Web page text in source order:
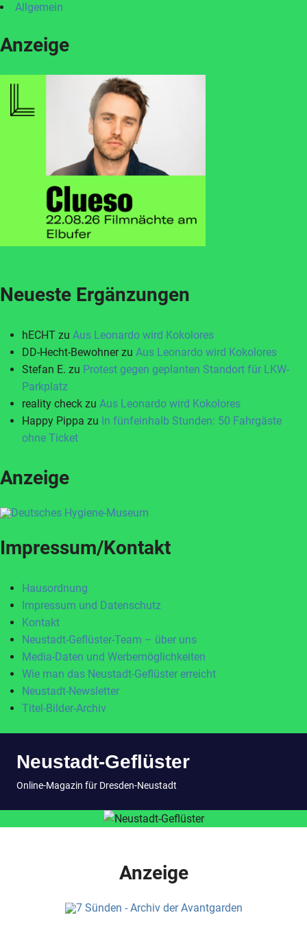
Allgemein
Anzeige
Neueste Ergänzungen
hECHT zu Aus Leonardo wird Kokolores
DD-Hecht-Bewohnerzu Aus Leonardo wird Kokolores
Stefan E. zu Protest gegen geplanten Standort für LKW-
Parkplatz
reality check zu Aus Leonardo wird Kokolores
Happy Pippa zu In fünfeinhalb Stunden: 50 Fahrgäste
ohne Ticket
Anzeige
Impressum/Kontakt
Hausordnung
Impressum und Datenschutz
Kontakt
Neustadt-Geflüster-Team – über uns
Media-Daten und Werbemöglichkeiten
Wie man das Neustadt-Geflüster erreicht
Neustadt-Newsletter
Titel-Bilder-Archiv
InhaltNeustadt-Geflüster
Online-Magazin für Dresden-Neustadt
Anzeige